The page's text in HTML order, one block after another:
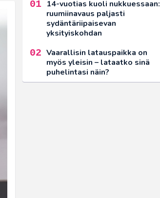
14-vuotias kuoli nukkuessaan:
ruumiinavaus paljasti
sydäntäriipaisevan
yksityiskohdan
Vaarallisin latauspaikka on
myös yleisin – lataatko sinä
puhelintasi näin?